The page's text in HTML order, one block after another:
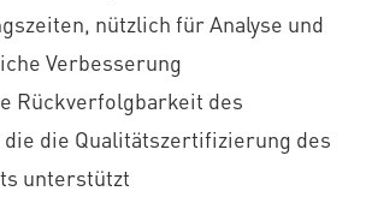
nützlich für Analyse und
Verbesserung
Rückverfolgbarkeit des
die die Qualitätszertifizierung des
unterstützt